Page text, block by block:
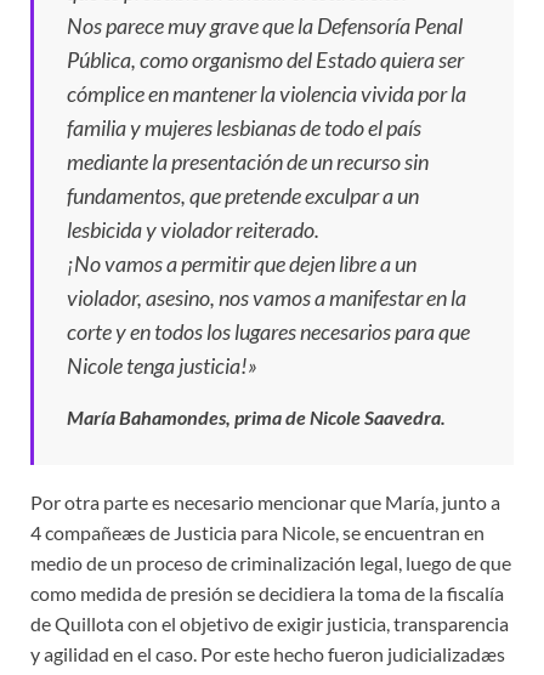
Nos parece muy grave que la Defensoría Penal
Pública, como organismo del Estado quiera ser
cómplice en mantener la violencia vivida por la
familia y mujeres lesbianas de todo el país
mediante la presentación de un recurso sin
fundamentos, que pretende exculpar a un
lesbicida y violador reiterado.
¡No vamos a permitir que dejen libre a un
violador, asesino, nos vamos a manifestar en la
corte y en todos los lugares necesarios para que
Nicole tenga justicia!»
María Bahamondes, prima de Nicole Saavedra.
Por otra parte es necesario mencionar que María, junto a
4 compañeæs de Justicia para Nicole, se encuentran en
medio de un proceso de criminalización legal, luego de que
como medida de presión se decidiera la toma de la fiscalía
de Quillota con el objetivo de exigir justicia, transparencia
y agilidad en el caso. Por este hecho fueron judicializadæs